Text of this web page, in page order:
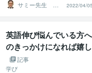
サミー先生 オ
ンライン学力コ
ンシェルジュ
2022/04/05
英語伸び悩んでいる方
のきっかけになれば嬉
記事
学び